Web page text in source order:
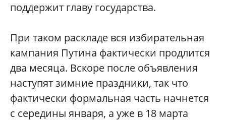
поддержит главу государства.
При таком раскладе вся избирательная
кампания Путина фактически продлится
два месяца. Вскоре после объявления
наступят зимние праздники, так что
фактически формальная часть начнется
с середины января, а уже в 18 марта